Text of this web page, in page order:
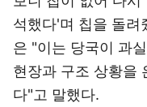
석했다'며 칩을 돌려
은 "이는 당국이 과
현장과 구조 상황을
다"고 말했다.